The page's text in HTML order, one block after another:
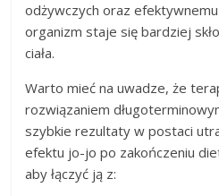
odżywczych oraz
organizm staje się bardziej
ciała.
Warto mieć na uwadze, że
rozwiązaniem
szybkie rezultaty w postaci
efektu jo-jo po zakończeniu
aby łączyć ją z: